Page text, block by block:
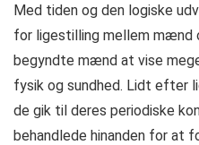
Med tiden og den logiske
for ligestilling mellem mænd
begyndte mænd at vise
fysik og sundhed. Lidt efter
de gik til deres periodiske
behandlede hinanden for at